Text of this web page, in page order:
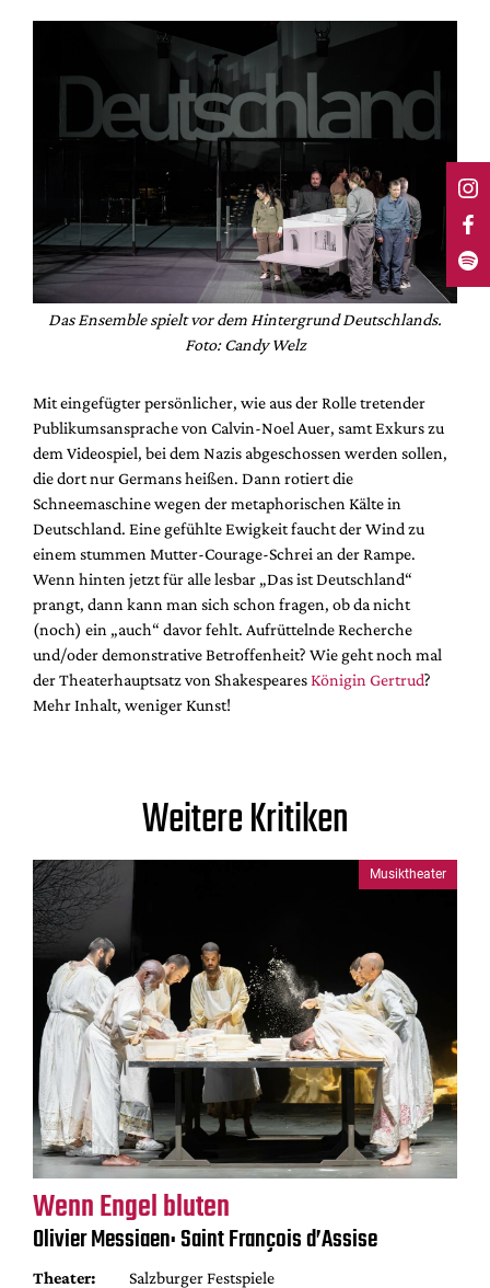
Das Ensemble spielt vor dem Hintergrund Deutschlands.
Foto: Candy Welz
Mit eingefügter persönlicher, wie aus der Rolle tretender
Publikumsansprache von Calvin-Noel Auer, samt Exkurs zu
dem Videospiel, bei dem Nazis abgeschossen werden sollen,
die dort nur Germans heißen. Dann rotiert die
Schneemaschine wegen der metaphorischen Kälte in
Deutschland. Eine gefühlte Ewigkeit faucht der Wind zu
einem stummen Mutter-Courage-Schrei an der Rampe.
Wenn hinten jetzt für alle lesbar „Das ist Deutschland“
prangt, dann kann man sich schon fragen, ob da nicht
(noch) ein „auch“ davor fehlt. Aufrüttelnde Recherche
und/oder demonstrative Betroffenheit? Wie geht noch mal
der Theaterhauptsatz von ShakespearesKönigin Gertrud?
Mehr Inhalt, weniger Kunst!
Weitere Kritiken
Musiktheater
Wenn Engel bluten
Olivier Messiaen: Saint François d’Assise
Theater:
Salzburger Festspiele